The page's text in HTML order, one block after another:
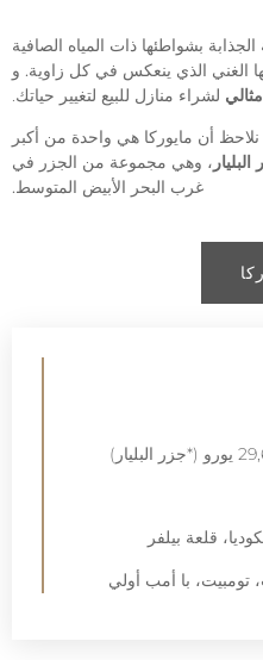
بشواطئها ذات المياه الصافية
الغني الذي ينعكس في كل زاوية. و
لشراء منازل للبيع لتغيير حياتك.
أن مايوركا هي واحدة من أكبر
، وهي مجموعة من الجزر في
غرب البحر الأبيض المتوسط.
قلعة بيلفر
با أمب أولي